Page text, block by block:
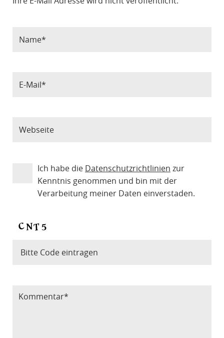
Ich habe die Datenschutzrichtlinien zur
Kenntnis genommen und bin mit der
Verarbeitung meiner Daten einverstaden.